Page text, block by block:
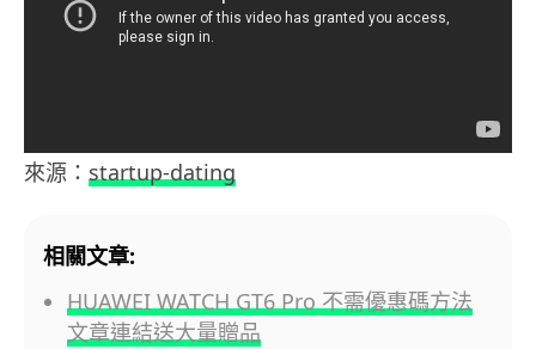
來源： startup-dating
相關文章:
HUAWEI WATCH GT6 Pro 不需優惠碼方法
文章連結送大量贈品